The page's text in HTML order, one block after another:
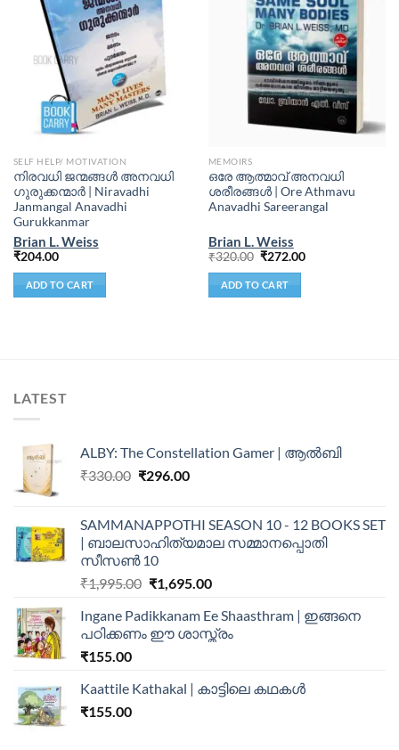
SELF HELP/ MOTIVATION
നിരവധി ജന്മങ്ങള്‍ അനവധി
ഗുരുക്കന്മാര്‍ | Niravadhi
Janmangal Anavadhi
Gurukkanmar
Brian L. Weiss
₹204.00
ADD TO CART
MEMOIRS
ഒരേ ആത്മാവ് അനവധി
ശരീരങ്ങള്‍ | Ore Athmavu
Anavadhi Sareerangal
Brian L. Weiss
₹320.00 ₹272.00
ADD TO CART
LATEST
ALBY: The Constellation Gamer | ആൽബി
₹330.00 ₹296.00
SAMMANAPPOTHI SEASON 10 - 12 BOOKS SET
| ബാലസാഹിത്യമാല സമ്മാനപ്പൊതി
സീസൺ 10
₹1,995.00 ₹1,695.00
Ingane Padikkanam Ee Shaasthram | ഇങ്ങനെ
പഠിക്കണം ഈ ശാസ്ത്രം
₹155.00
Kaattile Kathakal | കാട്ടിലെ കഥകള്‍
₹155.00